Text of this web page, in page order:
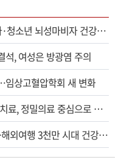
성마비자 건강보험 확대 적용
, 여성은 방광염 주의
상고혈압학회 새 변화
정밀의료 중심으로 진화
행 3천만 시대 건강관리법